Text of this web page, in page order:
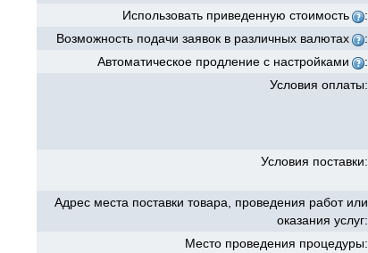
Использовать приведенную стоимость
:
Возможность подачи заявок в различных валютах
:
Автоматическое продление с настройками
:
Условия оплаты:
Условия поставки:
Адрес места поставки товара, проведения работ или
оказания услуг:
Место проведения процедуры: